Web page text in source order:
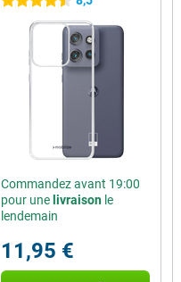
Commandez avant 19:00
pour une livraisonle
lendemain
11,95 €